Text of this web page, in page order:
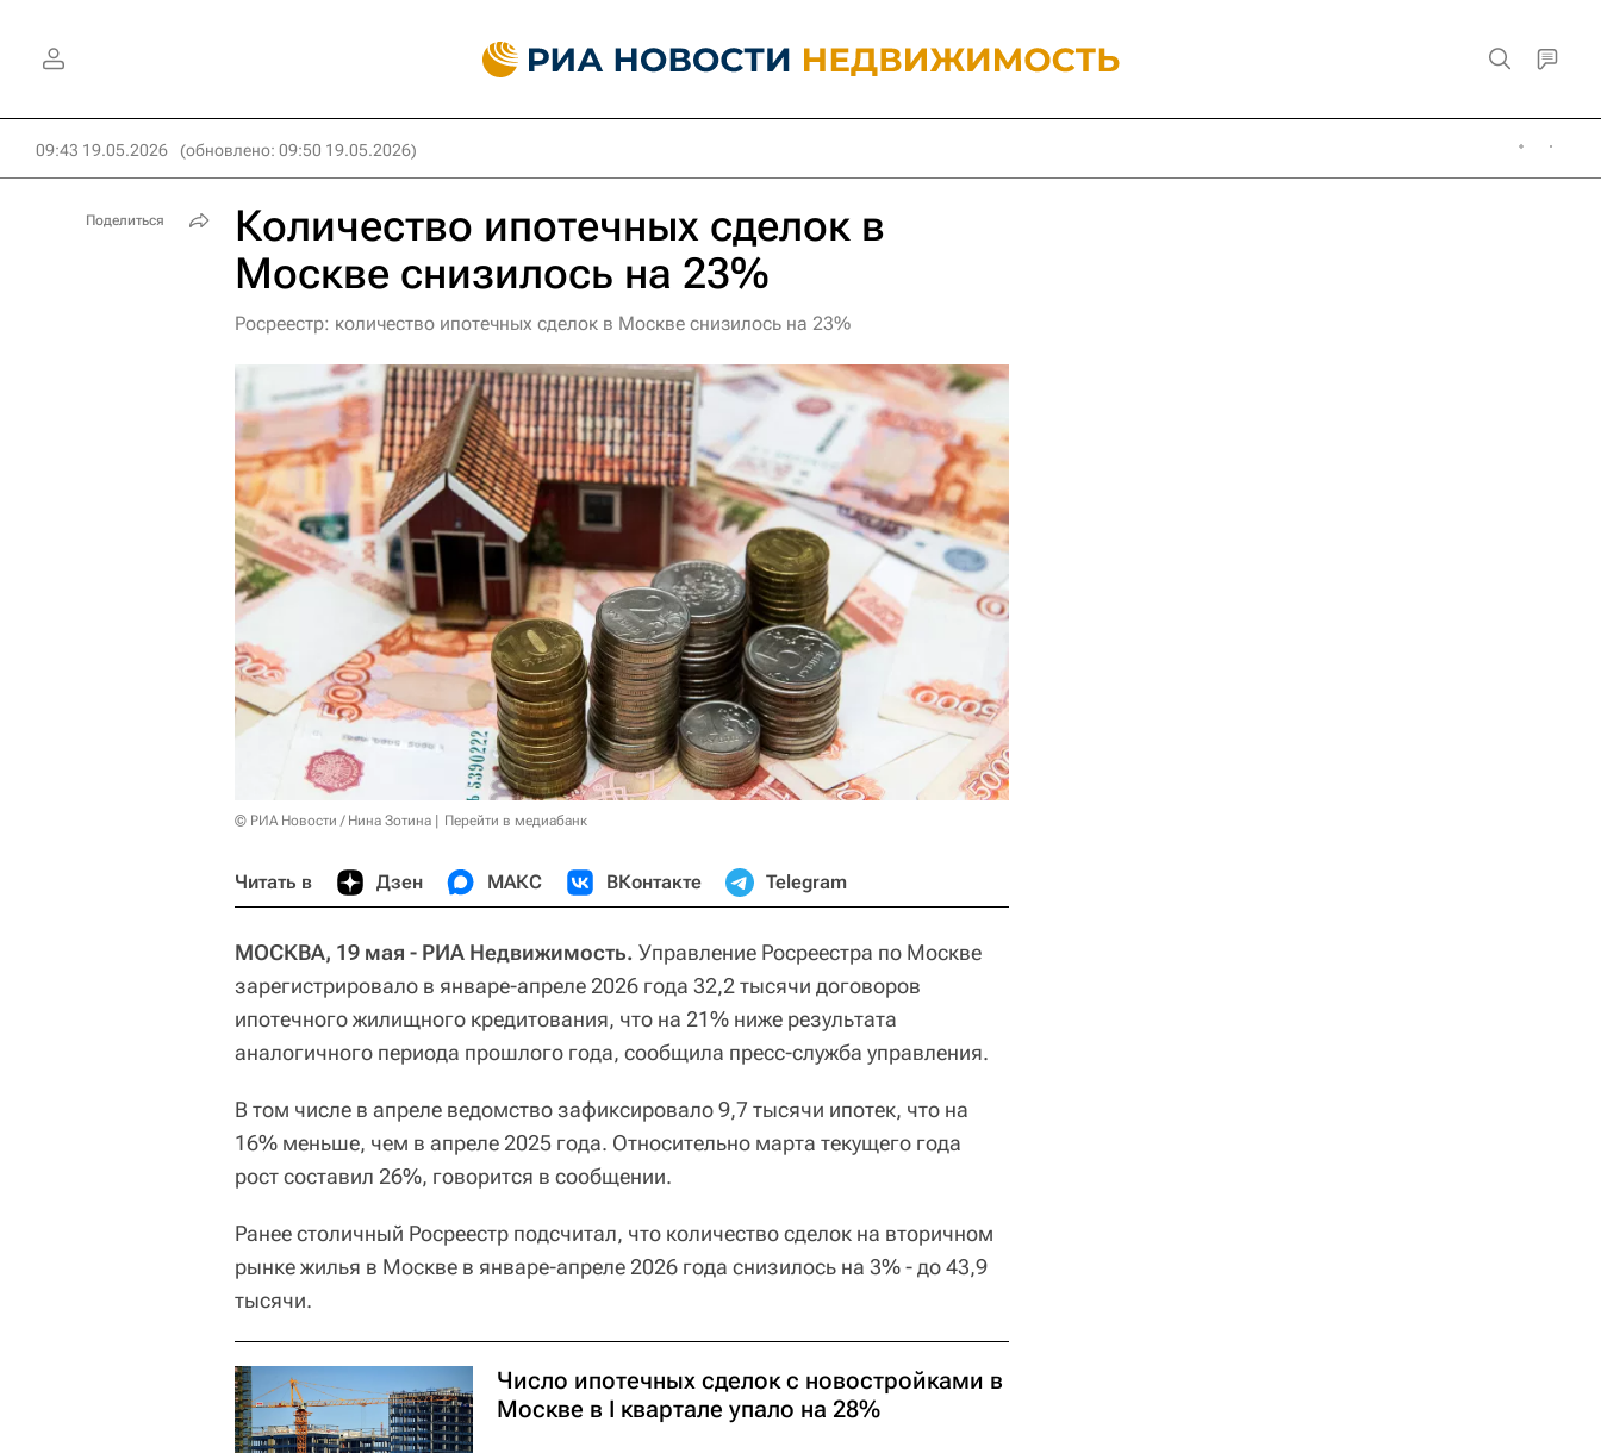
09:43 19.05.2026 (обновлено: 09:50 19.05.2026)
Количество ипотечных сделок в
Москве снизилось на 23%
Росреестр: количество ипотечных сделок в Москве снизилось на 23%
© РИА Новости / Нина Зотина Перейти в медиабанк
Читать в Дзен МАКС ВКонтакте Telegram
МОСКВА, 19 мая - РИА Недвижимость. Управление Росреестра по Москве
зарегистрировало в январе-апреле 2026 года 32,2 тысячи договоров
ипотечного жилищного кредитования, что на 21% ниже результата
аналогичного периода прошлого года, сообщила пресс-служба управления.
В том числе в апреле ведомство зафиксировало 9,7 тысячи ипотек, что на
16% меньше, чем в апреле 2025 года. Относительно марта текущего года
рост составил 26%, говорится в сообщении.
Ранее столичный Росреестр подсчитал, что количество сделок на вторичном
рынке жилья в Москве в январе-апреле 2026 года снизилось на 3% - до 43,9
тысячи.
Число ипотечных сделок с новостройками в
Москве в I квартале упало на 28%
Поделиться